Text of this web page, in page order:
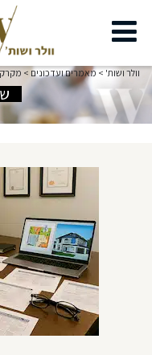
וולר ושות' > מאמרים ועדכונים >